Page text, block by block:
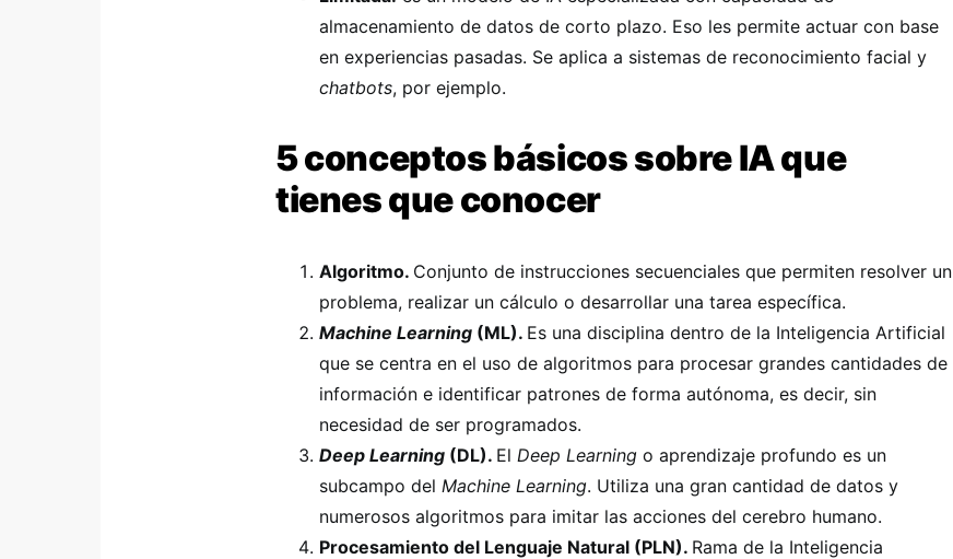
almacenamiento de datos de corto plazo. Eso les permite actuar con base
en experiencias pasadas. Se aplica a sistemas de reconocimiento facial y
chatbots, por ejemplo.
5 conceptos básicos sobre IA que
tienes que conocer
Algoritmo. Conjunto de instrucciones secuenciales que permiten resolver un
problema, realizar un cálculo o desarrollar una tarea específica.
Machine Learning (ML). Es una disciplina dentro de la Inteligencia Artificial
que se centra en el uso de algoritmos para procesar grandes cantidades de
información e identificar patrones de forma autónoma, es decir, sin
necesidad de ser programados.
Deep Learning (DL). El Deep Learning o aprendizaje profundo es un
subcampo del Machine Learning. Utiliza una gran cantidad de datos y
numerosos algoritmos para imitar las acciones del cerebro humano.
Procesamiento del Lenguaje Natural (PLN). Rama de la Inteligencia